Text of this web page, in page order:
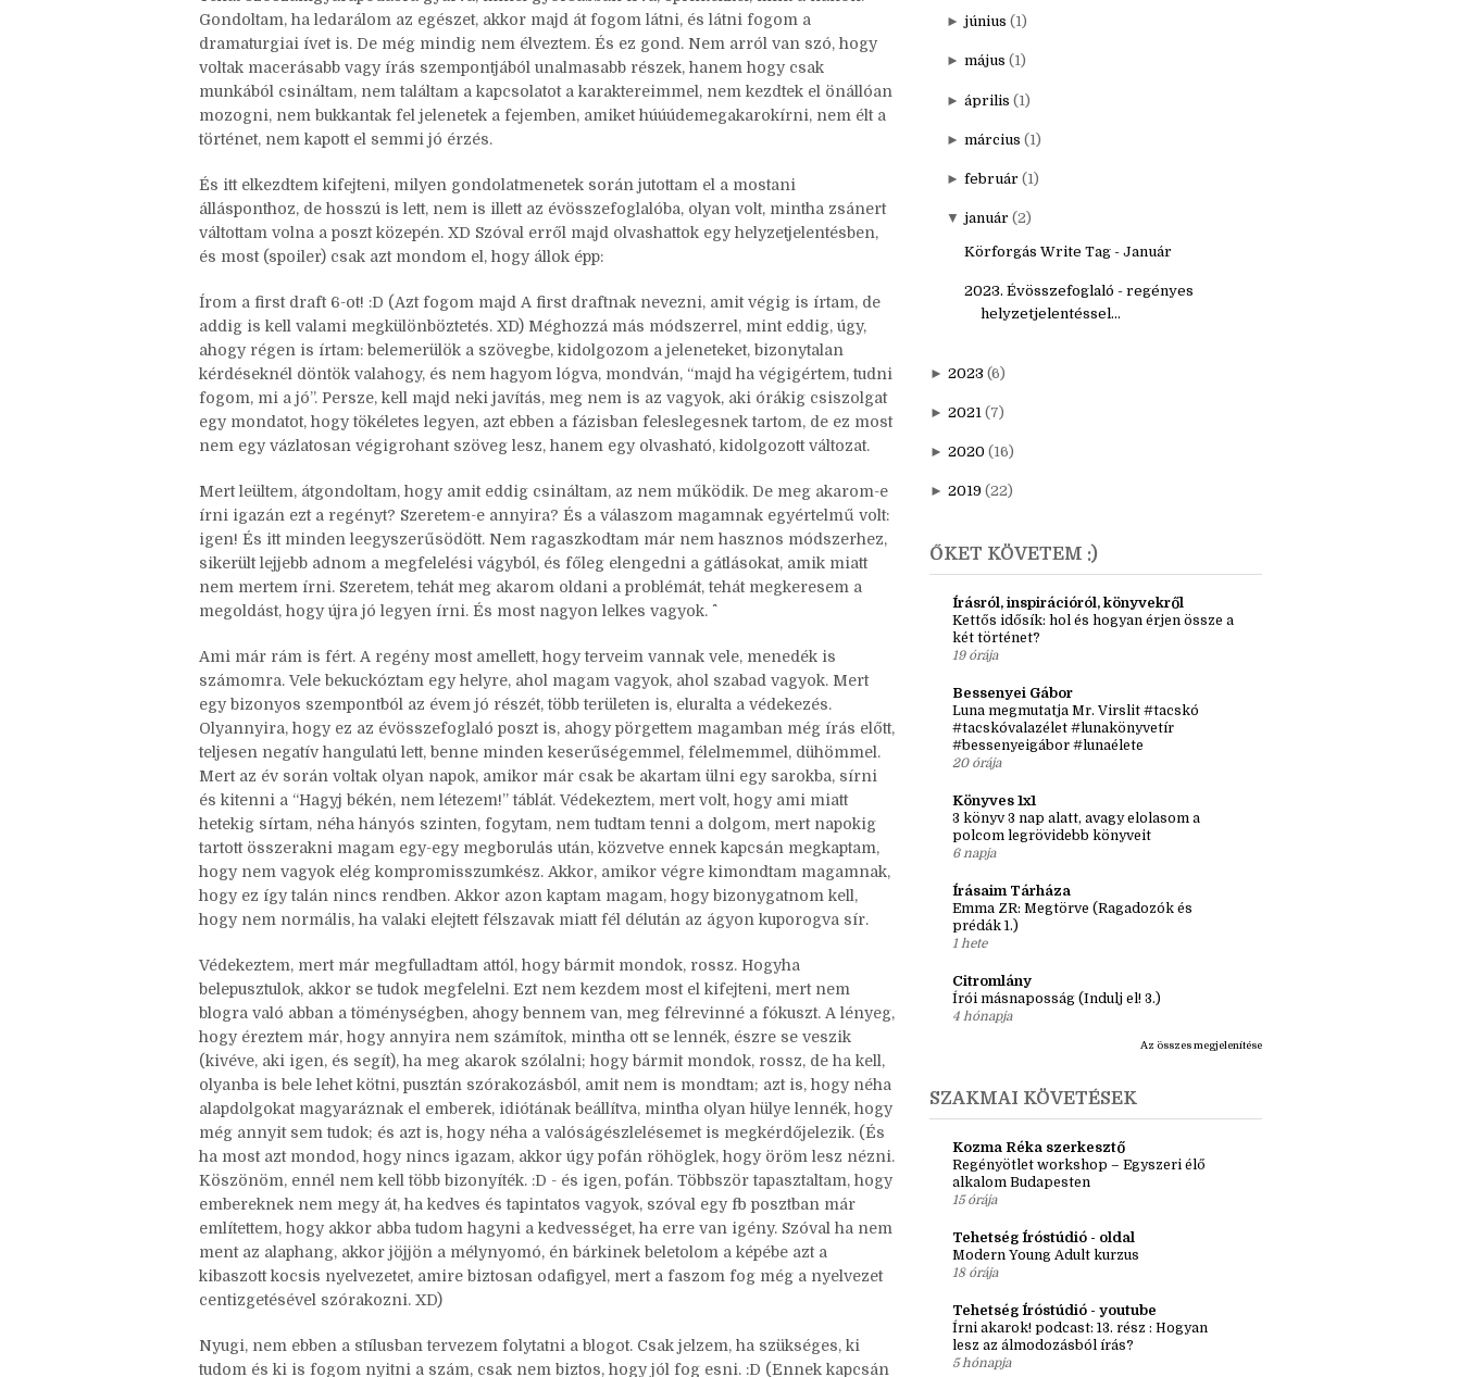
Aztán még a nyár második felében tovább foglalkoztam fejben a sztorival, és a végén
újrakezdtem a regényt, immár first draft 5 címen, még mindig ugyanazzal a módszerrel.
Tehát szószámgyarapodásra gyúrva, minél gyorsabban írva, sprintekkel, mint a nanón.
Gondoltam, ha ledarálom az egészet, akkor majd át fogom látni, és látni fogom a
dramaturgiai ívet is. De még mindig nem élveztem. És ez gond. Nem arról van szó, hogy
voltak macerásabb vagy írás szempontjából unalmasabb részek, hanem hogy csak
mozogni, nem bukkantak fel jelenetek a fejemben, amiket húúúdemegakarokírni, nem élt a
történet, nem kapott el semmi jó érzés.
És itt elkezdtem kifejteni, milyen gondolatmenetek során jutottam el a mostani
váltottam volna a poszt közepén. XD Szóval erről majd olvashattok egy helyzetjelentésben,
és most (spoiler) csak azt mondom el, hogy állok épp:
Írom a first draft 6-ot! :D (Azt fogom majd A first draftnak nevezni, amit végig is írtam, de
addig is kell valami megkülönböztetés. XD) Méghozzá más módszerrel, mint eddig, úgy,
ahogy régen is írtam: belemerülök a szövegbe, kidolgozom a jeleneteket, bizonytalan
kérdéseknél döntök valahogy, és nem hagyom lógva, mondván, “majd ha végigértem, tudni
egy mondatot, hogy tökéletes legyen, azt ebben a fázisban feleslegesnek tartom, de ez most
nem egy vázlatosan végigrohant szöveg lesz, hanem egy olvasható, kidolgozott változat.
Mert leültem, átgondoltam, hogy amit eddig csináltam, az nem működik. De meg akarom-e
írni igazán ezt a regényt? Szeretem-e annyira? És a válaszom magamnak egyértelmű volt:
igen! És itt minden leegyszerűsödött. Nem ragaszkodtam már nem hasznos módszerhez,
nem mertem írni. Szeretem, tehát meg akarom oldani a problémát, tehát megkeresem a
megoldást, hogy újra jó legyen írni. És most nagyon lelkes vagyok. ^^
Ami már rám is fért. A regény most amellett, hogy terveim vannak vele, menedék is
számomra. Vele bekuckóztam egy helyre, ahol magam vagyok, ahol szabad vagyok. Mert
egy bizonyos szempontból az évem jó részét, több területen is, eluralta a védekezés.
Olyannyira, hogy ez az évösszefoglaló poszt is, ahogy pörgettem magamban még írás előtt,
teljesen negatív hangulatú lett, benne minden keserűségemmel, félelmemmel, dühömmel.
Mert az év során voltak olyan napok, amikor már csak be akartam ülni egy sarokba, sírni
és kitenni a “Hagyj békén, nem létezem!” táblát. Védekeztem, mert volt, hogy ami miatt
hetekig sírtam, néha hányós szinten, fogytam, nem tudtam tenni a dolgom, mert napokig
tartott összerakni magam egy-egy megborulás után, közvetve ennek kapcsán megkaptam,
hogy ez így talán nincs rendben. Akkor azon kaptam magam, hogy bizonygatnom kell,
hogy nem normális, ha valaki elejtett félszavak miatt fél délután az ágyon kuporogva sír.
Védekeztem, mert már megfulladtam attól, hogy bármit mondok, rossz. Hogyha
belepusztulok, akkor se tudok megfelelni. Ezt nem kezdem most el kifejteni, mert nem
blogra való abban a töménységben, ahogy bennem van, meg félrevinné a fókuszt. A lényeg,
hogy éreztem már, hogy annyira nem számítok, mintha ott se lennék, észre se veszik
(kivéve, aki igen, és segít), ha meg akarok szólalni; hogy bármit mondok, rossz, de ha kell,
olyanba is bele lehet kötni, pusztán szórakozásból, amit nem is mondtam; azt is, hogy néha
alapdolgokat magyaráznak el emberek, idiótának beállítva, mintha olyan hülye lennék, hogy
még annyit sem tudok; és azt is, hogy néha a valóságészlelésemet is megkérdőjelezik. (És
ha most azt mondod, hogy nincs igazam, akkor úgy pofán röhöglek, hogy öröm lesz nézni.
Köszönöm, ennél nem kell több bizonyíték. :D - és igen, pofán. Többször tapasztaltam, hogy
embereknek nem megy át, ha kedves és tapintatos vagyok, szóval egy fb posztban már
említettem, hogy akkor abba tudom hagyni a kedvességet, ha erre van igény. Szóval ha nem
kibaszott kocsis nyelvezetet, amire biztosan odafigyel, mert a faszom fog még a nyelvezet
centizgetésével szórakozni. XD)
► augusztus
► július (2)
► június (1)
► május (1)
► április (1)
► március (1)
►február (1)
▼január (2)
Körforgás Write Tag - Január
helyzetjelentéssel...
► 2023 (6)
► 2021 (7)
►2019 (22)
ŐKET KÖVETEM :)
Kettős idősík: hol és hogyan érjen össze a
két történet?
19 órája
Bessenyei Gábor
#tacskóvalazélet #lunakönyvetír
#bessenyeigábor #lunaélete
20 órája
3 könyv 3 nap alatt, avagy elolasom a
polcom legrövidebb könyveit
6 napja
Emma ZR: Megtörve (Ragadozók és
prédák 1.)
1 hete
4 hónapja
Az összes megjelenítése
SZAKMAI KÖVETÉSEK
Regényötlet workshop – Egyszeri élő
alkalom Budapesten
15 órája
Tehetség Íróstúdió - oldal
Modern Young Adult kurzus
18 órája